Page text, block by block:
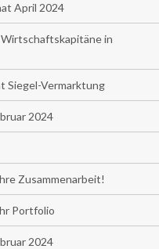
April 2024
in
Siegel-Vermarktung
2024
Zusammenarbeit!
Portfolio
2024